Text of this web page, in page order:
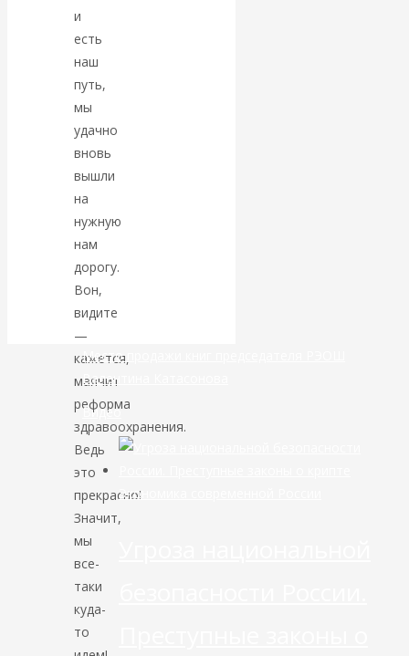
Валентин
Катасонов
считает, что
кризис в
банковской
сфере России
уже начался
и
есть
наш
путь,
мы
удачно
вновь
вышли
на
нужную
нам
дорогу.
Вон,
видите
—
кажется,
маячит
реформа
здравоохранения.
Ведь
это
прекрасно!
Значит,
мы
все-
таки
куда-
то
Место продажи книг председателя РЭОШ
Валентина Катасонова
Видео
Экономика современной России